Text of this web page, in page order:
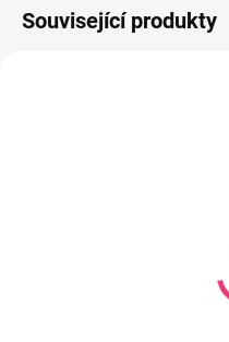
Související produkty